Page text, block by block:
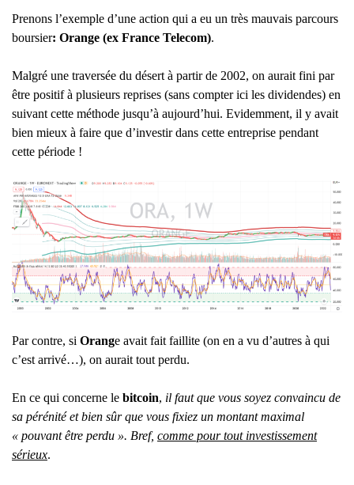
Prenons l’exemple d’une action qui a eu un très mauvais parcours
boursier: Orange (ex France Telecom).
Malgré une traversée du désert à partir de 2002, on aurait fini par
être positif à plusieurs reprises (sans compter ici les dividendes) en
suivant cette méthode jusqu’à aujourd’hui. Evidemment, il y avait
bien mieux à faire que d’investir dans cette entreprise pendant
cette période !
Par contre, si Orange avait fait faillite (on en a vu d’autres à qui
c’est arrivé…), on aurait tout perdu.
En ce qui concerne le bitcoin, il faut que vous soyez convaincu de
sa pérénité et bien sûr que vous fixiez un montant maximal
« pouvant être perdu ». Bref, comme pour tout investissement
sérieux.